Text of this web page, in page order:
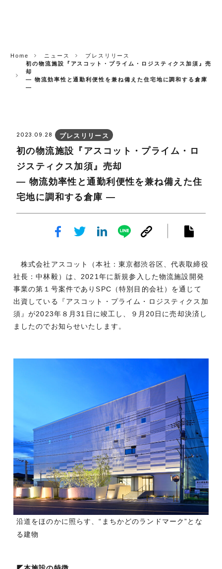
Home ニュース
プレスリリース
初の物流施設『アスコット・プライム・ロジスティクス加須』売
却
― 物流効率性と通勤利便性を兼ね備えた住宅地に調和する倉庫
—
2023.09.28 プレスリリース
初の物流施設『アスコット・プライム・ロ
ジスティクス加須』売却
― 物流効率性と通勤利便性を兼ね備えた住
宅地に調和する倉庫 —
株式会社アスコット（本社：東京都渋谷区、代表取締役
社長：中林毅）は、2021年に新規参入した物流施設開発
事業の第１号案件でありSPC（特別目的会社）を通じて
出資している『アスコット・プライム・ロジスティクス加
須』が2023年８月31日に竣工し、９月20日に売却決済し
ましたのでお知らせいたします。
沿道をほのかに照らす、“まちかどのランドマーク”とな
る建物